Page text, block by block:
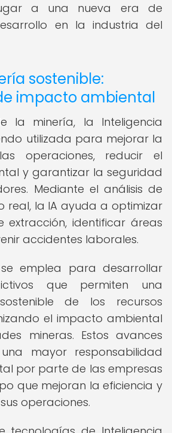
a una nueva era de
en la industria del
sostenible:
impacto ambiental
la minería, la Inteligencia
utilizada para mejorar la
operaciones, reducir el
y garantizar la seguridad
Mediante el análisis de
real, la IA ayuda a optimizar
extracción, identificar áreas
accidentes laborales.
emplea para desarrollar
que permiten una
de los recursos
el impacto ambiental
mineras. Estos avances
mayor responsabilidad
por parte de las empresas
que mejoran la eficiencia y
operaciones.